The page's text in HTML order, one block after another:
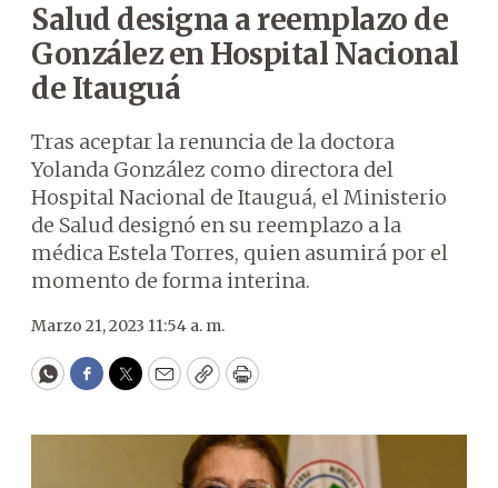
Salud designa a reemplazo de
González en Hospital Nacional
de Itauguá
Tras aceptar la renuncia de la doctora
Yolanda González como directora del
Hospital Nacional de Itauguá, el Ministerio
de Salud designó en su reemplazo a la
médica Estela Torres, quien asumirá por el
momento de forma interina.
Marzo 21, 2023 11:54 a. m.
WhatsApp
Facebook
Twitter
EmailCopyPrint